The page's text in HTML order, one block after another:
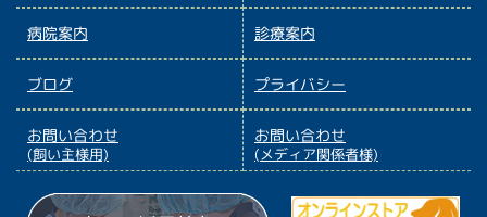
病院案内 診療案内
ブログ プライバシー
お問い合わせ
(飼い主様用)
お問い合わせ
(メディア関係者様)